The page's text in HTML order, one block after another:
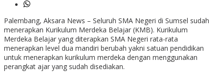
Palembang, Aksara News – Seluruh SMA Negeri di Sumsel sudah
menerapkan Kurikulum Merdeka Belajar (KMB). Kurikulum
Merdeka Belajar yang diterapkan SMA Negeri rata-rata
menerapkan level dua mandiri berubah yakni satuan pendidikan
untuk menerapkan kurikulum merdeka dengan menggunakan
perangkat ajar yang sudah disediakan.